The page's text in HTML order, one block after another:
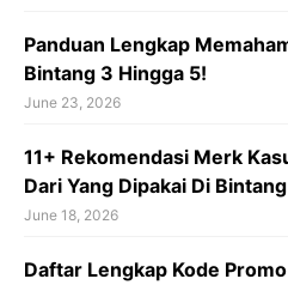
Panduan Lengkap
Bintang 3 Hingga 5!
June 23, 2026
11+ Rekomendasi Merk
Dari Yang Dipakai Di
June 18, 2026
Daftar Lengkap Kode